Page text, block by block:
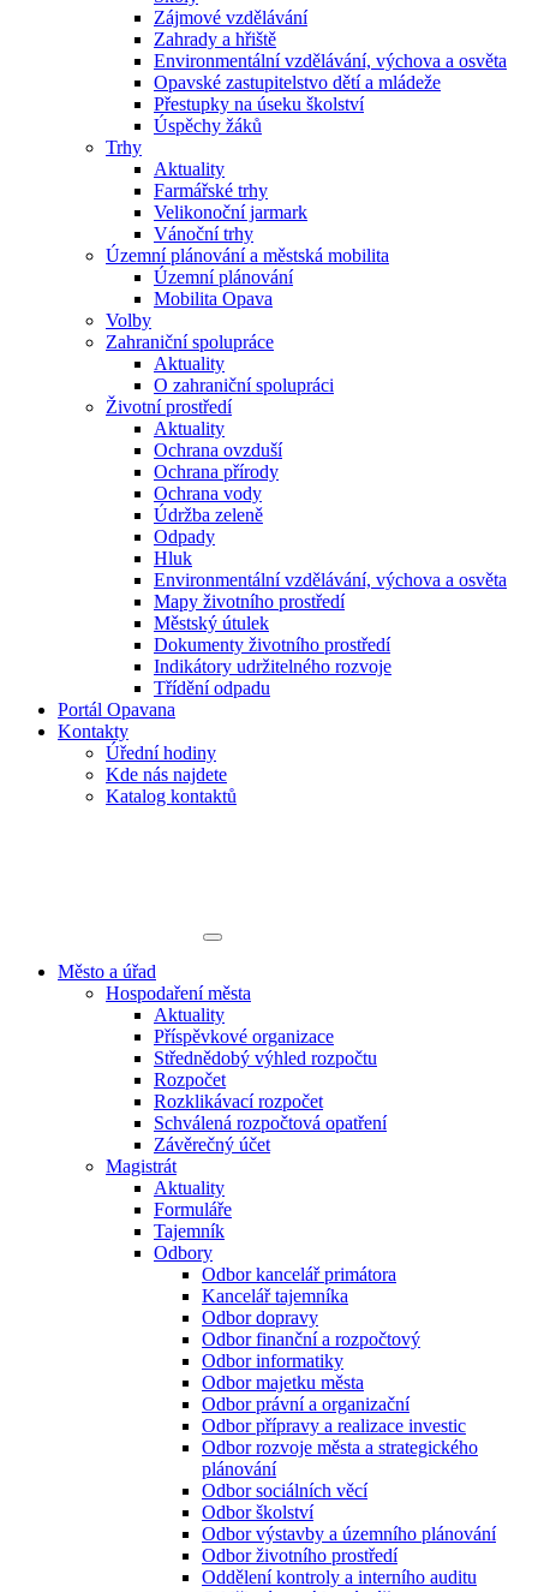
Zájmové vzdělávání
Zahrady a hřiště
Environmentální vzdělávání, výchova a osvěta
Opavské zastupitelstvo dětí a mládeže
Přestupky na úseku školství
Úspěchy žáků
Trhy
Aktuality
Farmářské trhy
Velikonoční jarmark
Vánoční trhy
Územní plánování a městská mobilita
Územní plánování
Mobilita Opava
Volby
Zahraniční spolupráce
Aktuality
O zahraniční spolupráci
Životní prostředí
Aktuality
Ochrana ovzduší
Ochrana přírody
Ochrana vody
Údržba zeleně
Odpady
Hluk
Environmentální vzdělávání, výchova a osvěta
Mapy životního prostředí
Městský útulek
Dokumenty životního prostředí
Indikátory udržitelného rozvoje
Třídění odpadu
Portál Opavana
Kontakty
Úřední hodiny
Kde nás najdete
Katalog kontaktů
Město a úřad
Hospodaření města
Aktuality
Příspěvkové organizace
Střednědobý výhled rozpočtu
Rozpočet
Rozklikávací rozpočet
Schválená rozpočtová opatření
Závěrečný účet
Magistrát
Aktuality
Formuláře
Tajemník
Odbory
Odbor kancelář primátora
Kancelář tajemníka
Odbor dopravy
Odbor finanční a rozpočtový
Odbor informatiky
Odbor majetku města
Odbor právní a organizační
Odbor přípravy a realizace investic
Odbor rozvoje města a strategického
plánování
Odbor sociálních věcí
Odbor školství
Odbor výstavby a územního plánování
Odbor životního prostředí
Oddělení kontroly a interního auditu